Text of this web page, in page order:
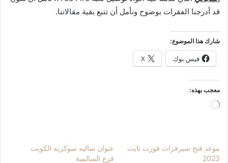
قد أدرجنا الفقرات بوضوح ونأمل أن تتبع بقية مقالاتنا.
شارك هذا الموضوع:
فيس بوك X
معجب بهذه:
جاري
موعد فتح سيرفرات فورت نايت
2023
عنوان ساليه سوكريه الكويت
فرع السالمية